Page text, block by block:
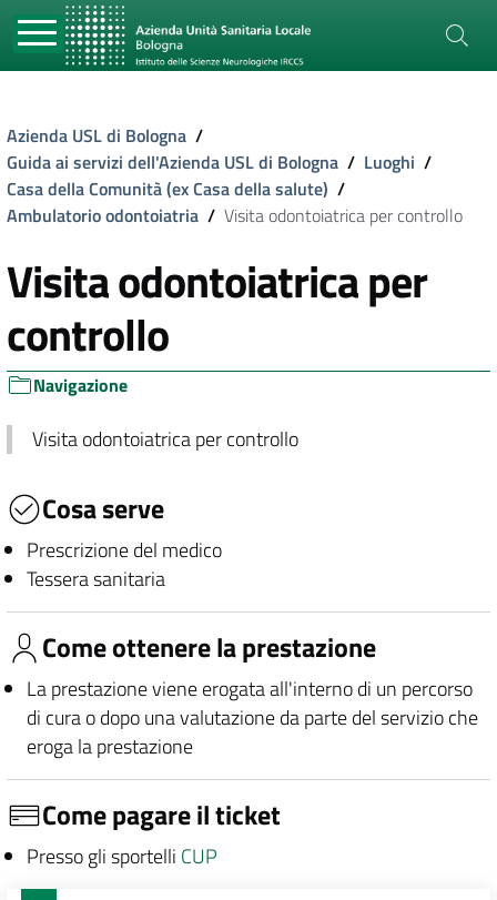
Azienda USL di Bologna /
Guida ai servizi dell'Azienda USL di Bologna / Luoghi /
Casa della Comunità (ex Casa della salute) /
Ambulatorio odontoiatria / Visita odontoiatrica per controllo
Visita odontoiatrica per
controllo
Navigazione
Visita odontoiatrica per controllo
Cosa serve
Prescrizione del medico
Tessera sanitaria
Come ottenere la prestazione
La prestazione viene erogata all'interno di un percorso
di cura o dopo una valutazione da parte del servizio che
eroga la prestazione
Come pagare il ticket
Presso gli sportelli CUP